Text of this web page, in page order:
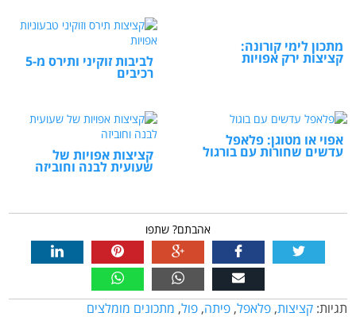
מתכון לימי קורונה:
קציצות ירק אפויות לביבות זוקיני ותירס מ-5
רכיבים
אפוי או מטוגן: פלאפל
עדשים שחורות עם בורגול קציצות אפויות של
שעועית לבנה וחוביזה
אהבתם? שתפו
תגיות: קציצות, פלאפל, פיתה, פול, מתכונים מומלצים